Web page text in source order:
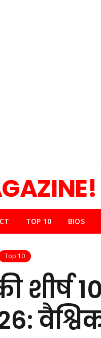
TOP 10 BIOS
Top 10
शीर्ष